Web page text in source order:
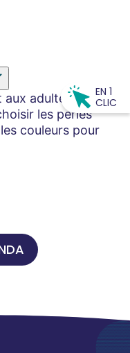
aux adultes,
les perles
couleurs pour
EN 1
CLIC